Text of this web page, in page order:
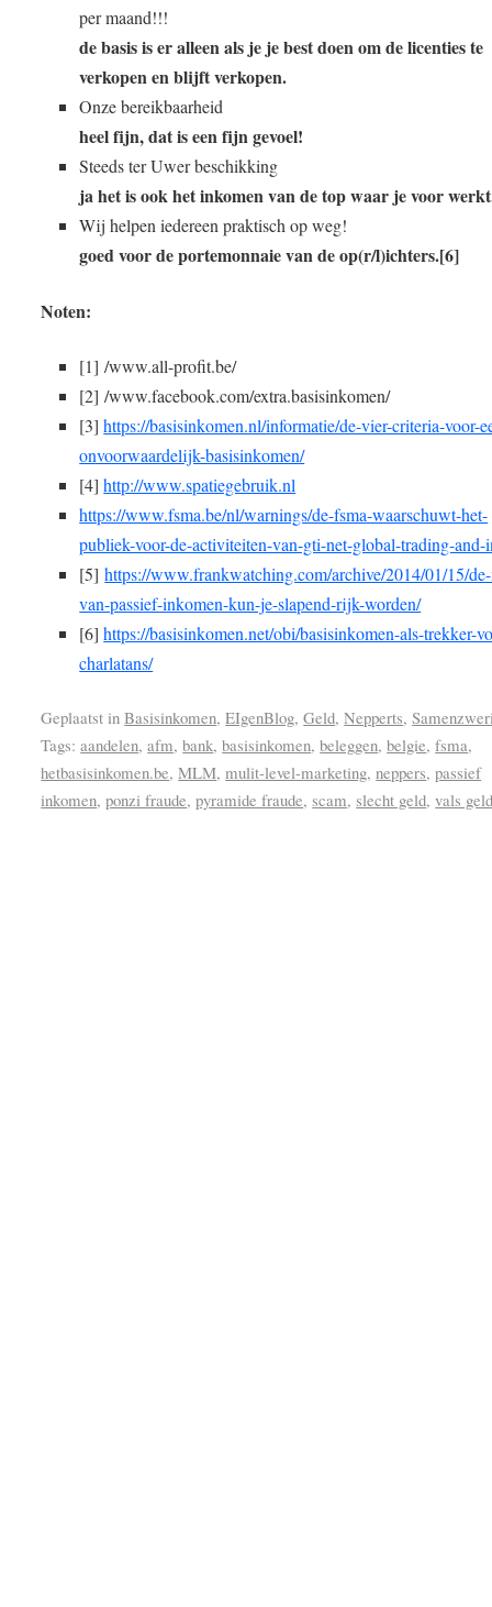
per maand!!!
de basis is er alleen als je je best doen om de licenties te
verkopen en blijft verkopen.
Onze bereikbaarheid
heel fijn, dat is een fijn gevoel!
Steeds ter Uwer beschikking
ja het is ook het inkomen van de top waar je voor
Wij helpen iedereen praktisch op weg!
goed voor de portemonnaie van de op(r/l)ichters.[6]
Noten:
[1] /www.all-profit.be/
[2] /www.facebook.com/extra.basisinkomen/
[3]https://basisinkomen.nl/informatie/de-vier-criteria-voor-
onvoorwaardelijk-basisinkomen/
[4]http://www.spatiegebruik.nl
https://www.fsma.be/nl/warnings/de-fsma-waarschuwt-het-
publiek-voor-de-activiteiten-van-gti-net-global-trading-and-
[5]https://www.frankwatching.com/archive/2014/01/15/
van-passief-inkomen-kun-je-slapend-rijk-worden/
[6]https://basisinkomen.net/obi/basisinkomen-als-trekker-
charlatans/
Geplaatst in Basisinkomen,EIgenBlog,Geld,Nepperts,
Tags: aandelen,afm,bank,basisinkomen,beleggen,belgie,fsma,
hetbasisinkomen.be,MLM,mulit-level-marketing,neppers,passief
inkomen,ponzi fraude,pyramide fraude,scam,slecht geld,vals